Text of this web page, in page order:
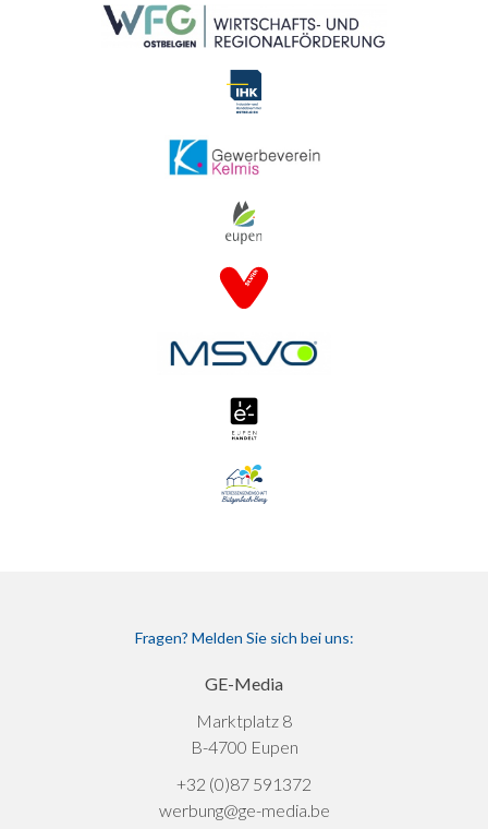
Fragen? Melden Sie sich bei uns:
GE-Media
Marktplatz 8
B-4700 Eupen
+32 (0)87 591372
werbung@ge-media.be